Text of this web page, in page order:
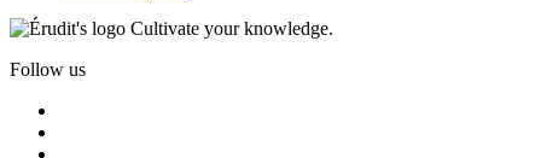
Cultivate your knowledge.
Follow us